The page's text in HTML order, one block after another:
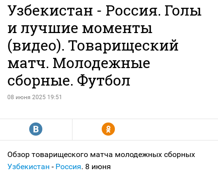
Узбекистан - Россия. Голы
и лучшие моменты
(видео). Товарищеский
матч. Молодежные
сборные. Футбол
08 июня 2025 19:51
R Y
Обзор товарищеского матча молодежных сборных
Узбекистан - Россия. 8 июня